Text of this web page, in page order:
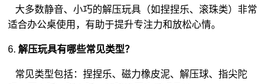
大多数静音、小巧的解压玩具（如捏捏乐、滚珠类）非常
适合办公桌使用，有助于提升专注力和放松心情。
6.解压玩具有哪些常见类型？
常见类型包括：捏捏乐、磁力橡皮泥、解压球、指尖陀